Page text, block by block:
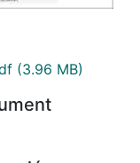
(3.96 MB)